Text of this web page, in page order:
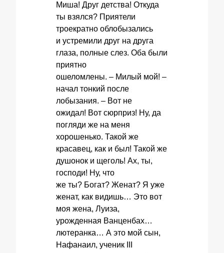
Миша! Друг детства! Откуда
ты взялся? Приятели
троекратно облобызались
и устремили друг на друга
глаза, полные слез. Оба были
приятно
ошеломлены. – Милый мой! –
начал тонкий после
лобызания. – Вот не
ожидал! Вот сюрприз! Ну, да
погляди же на меня
хорошенько. Такой же
красавец, как и был! Такой же
душонок и щеголь! Ах, ты,
господи! Ну, что
же ты? Богат? Женат? Я уже
женат, как видишь… Это вот
моя жена, Луиза,
урожденная Ванценбах…
лютеранка… А это мой сын,
Нафанаил, ученик III